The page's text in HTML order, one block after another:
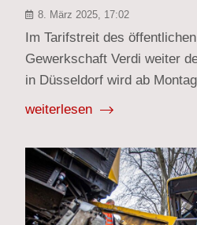
8. März 2025, 17:02
Im Tarifstreit des
Gewerkschaft Verdi weiter
in Düsseldorf wird ab
weiterlesen